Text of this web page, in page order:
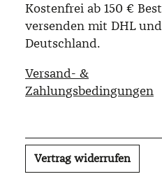
Kostenfrei ab 150 €
versenden mit DHL
Deutschland.
Versand- &
Zahlungsbedingungen
Vertrag widerrufen